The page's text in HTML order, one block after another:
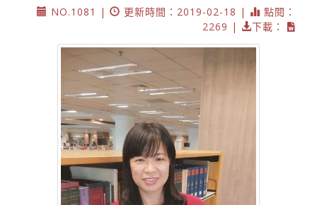
NO.1081 |
更新時間：2019-02-18 |
點閱：
2269 |
下載：